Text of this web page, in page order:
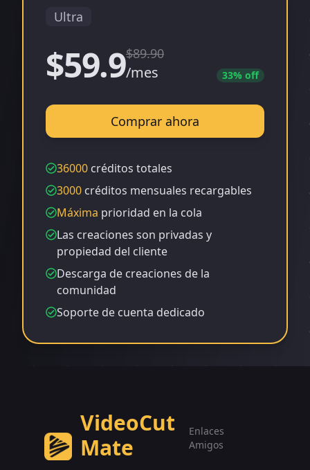
Ultra
$59.9/mes
$89.90
33% off
Comprar ahora
36000 créditos totales
3000 créditos mensuales recargables
Máxima prioridad en la cola
Las creaciones son privadas y
propiedad del cliente
Descarga de creaciones de la
comunidad
Soporte de cuenta dedicado
VideoCut
Mate
Enlaces
Amigos